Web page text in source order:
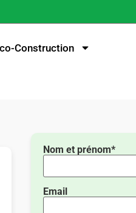
Construction
Nom et prénom*
Email